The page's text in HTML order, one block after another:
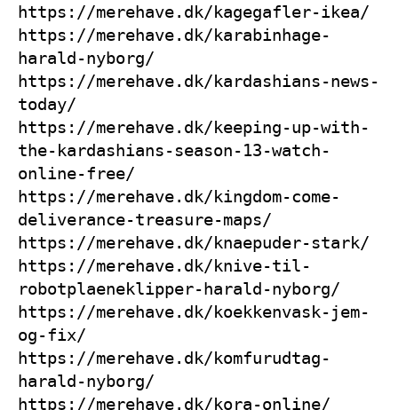
https://merehave.dk/kagegafler-ikea/
https://merehave.dk/karabinhage-
harald-nyborg/
https://merehave.dk/kardashians-news-
today/
https://merehave.dk/keeping-up-with-
the-kardashians-season-13-watch-
online-free/
https://merehave.dk/kingdom-come-
deliverance-treasure-maps/
https://merehave.dk/knaepuder-stark/
https://merehave.dk/knive-til-
robotplaeneklipper-harald-nyborg/
https://merehave.dk/koekkenvask-jem-
og-fix/
https://merehave.dk/komfurudtag-
harald-nyborg/
https://merehave.dk/kora-online/